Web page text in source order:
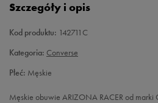
43 27,5 cm
44
Szczegóły i opis
Kod produktu: 142711C
Kategoria: Converse
Płeć: Męskie
Męskie obuwie ARIZONA RACER od marki